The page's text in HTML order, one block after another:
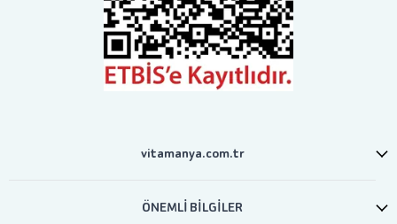
vitamanya.com.tr
ÖNEMLİ BİLGİLER